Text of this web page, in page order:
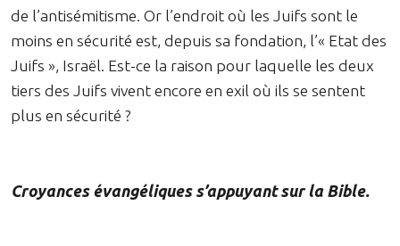
de l’antisémitisme. Or l’endroit où les Juifs sont le
moins en sécurité est, depuis sa fondation, l’« Etat des
Juifs », Israël. Est-ce la raison pour laquelle les deux
tiers des Juifs vivent encore en exil où ils se sentent
plus en sécurité ?
Croyances évangéliques s’appuyant sur la Bible.